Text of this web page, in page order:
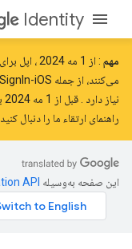
Identity
مهم : از 1 مه 2024
می‌کنند، از جمله GoogleSignIn-iOS، به مانیفست‌های حریم خصوصی و امضا
نیاز دارد . قبل از 1 مه 2024 به GoogleSignIn-iOS نسخه 7.1.0+ ارتقا دهید.
راهنمای ارتقاء ما را دنبال کنید.
این صفحه به‌وسیله